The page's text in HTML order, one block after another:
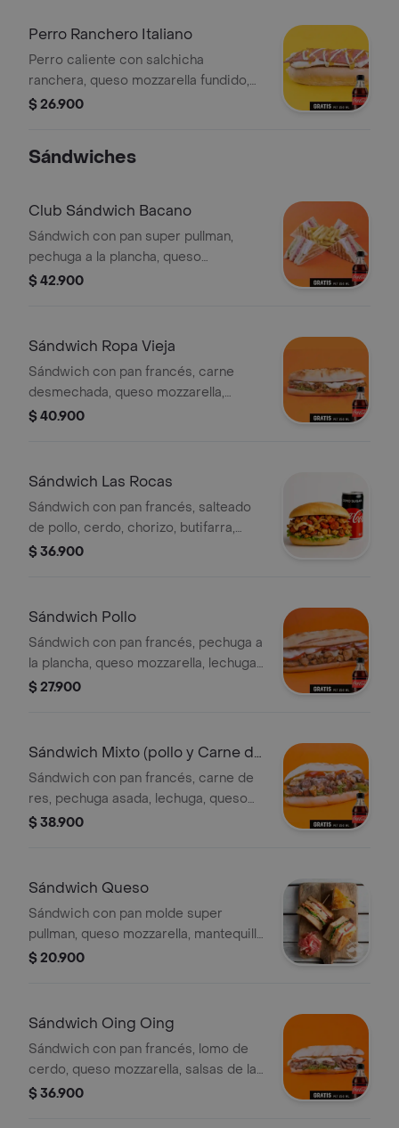
Perro Ranchero Italiano
Perro caliente con salchicha
ranchera, queso mozzarella fundido,
jamón, salsas de la casa. Incluye
$ 26.900
Sándwiches
Club Sándwich Bacano
Sándwich con pan super pullman,
pechuga a la plancha, queso
mozzarella, jamón, huevos fritos,
$ 42.900
Sándwich Ropa Vieja
Sándwich con pan francés, carne
desmechada, queso mozzarella,
salsas de la casa, tomate y lechuga.
$ 40.900
Sándwich Las Rocas
Sándwich con pan francés, salteado
de pollo, cerdo, chorizo, butifarra,
pimentón, cebolla, queso mozzarella,
$ 36.900
Sándwich Pollo
Sándwich con pan francés, pechuga a
la plancha, queso mozzarella, lechuga,
tomate y salsas de la casa. Incluye
$ 27.900
Sándwich Mixto (pollo y Carne de
Res)
Sándwich con pan francés, carne de
res, pechuga asada, lechuga, queso
mozzarella, salsas de la casa y
$ 38.900
Sándwich Queso
Sándwich con pan molde super
pullman, queso mozzarella, mantequilla
y cocacola zero 250 ml gratis!
$ 20.900
Sándwich Oing Oing
Sándwich con pan francés, lomo de
cerdo, queso mozzarella, salsas de la
casa, vegetales frescos y cocacola
$ 36.900